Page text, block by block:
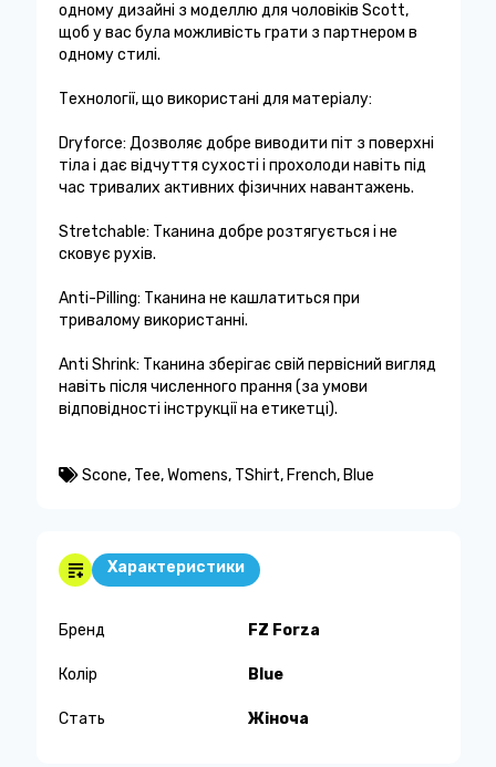
одному дизайні з моделлю для чоловіків Scott,
щоб у вас була можливість грати з партнером в
одному стилі.
Технології, що використані для матеріалу:
Dryforce: Дозволяє добре виводити піт з поверхні
тіла і дає відчуття сухості і прохолоди навіть під
час тривалих активних фізичних навантажень.
Stretchable: Тканина добре розтягується і не
сковує рухів.
Anti-Pilling: Тканина не кашлатиться при
тривалому використанні.
Anti Shrink: Тканина зберігає свій первісний вигляд
навіть після численного прання (за умови
відповідності інструкції на етикетці).
Scone, Tee,Womens, TShirt, French, Blue
Характеристики
Бренд FZ Forza
Колір Blue
Стать Жіноча